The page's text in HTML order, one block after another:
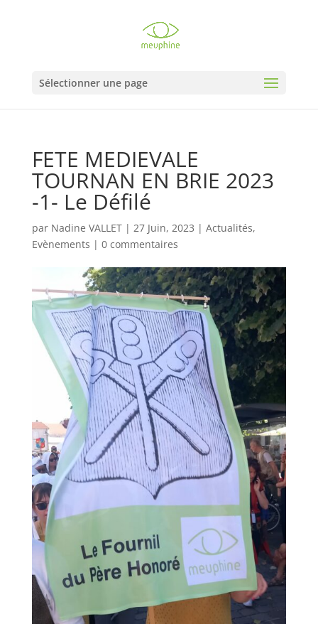
Sélectionner une page
FETE MEDIEVALE
TOURNAN EN BRIE 2023
-1- Le Défilé
par Nadine VALLET| 27 Juin, 2023 | Actualités,
Evènements | 0 commentaires